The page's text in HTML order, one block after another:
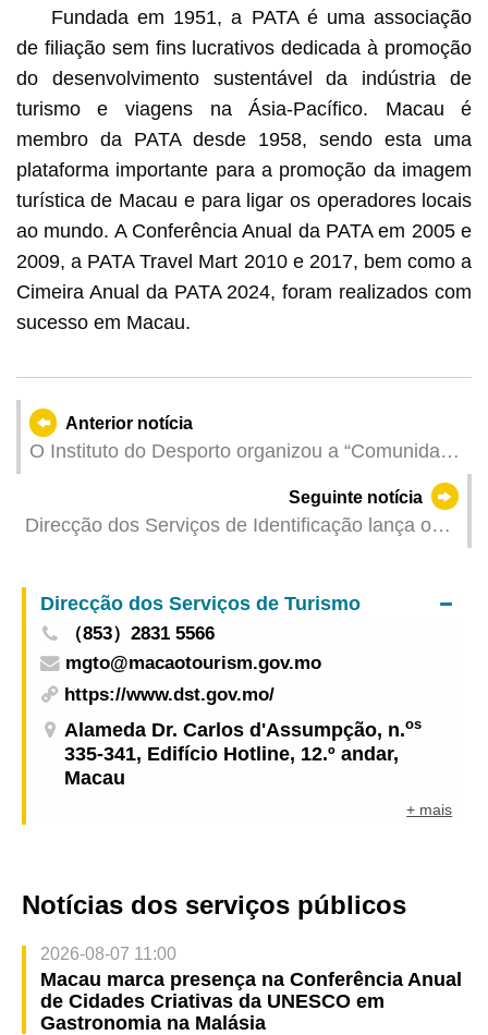
Fundada em 1951, a PATA é uma associação
de filiação sem fins lucrativos dedicada à promoção
do desenvolvimento sustentável da indústria de
turismo e viagens na Ásia-Pacífico. Macau é
membro da PATA desde 1958, sendo esta uma
plataforma importante para a promoção da imagem
turística de Macau e para ligar os operadores locais
ao mundo. A Conferência Anual da PATA em 2005 e
2009, a PATA Travel Mart 2010 e 2017, bem como a
Cimeira Anual da PATA 2024, foram realizados com
sucesso em Macau.
Anterior notícia
O Instituto do Desporto organizou a “Comunidade
promover a saúde no bairro comunitário
Seguinte notícia
Direcção dos Serviços de Identificação lança os
Direcção dos Serviços de Turismo
（853）2831 5566
mgto@macaotourism.gov.mo
https://www.dst.gov.mo/
Alameda Dr. Carlos d'Assumpção, n.os
335-341, Edifício Hotline, 12.º andar,
Macau
+ mais
Notícias dos serviços públicos
2026-08-07 11:00
Macau marca presença na Conferência Anual
de Cidades Criativas da UNESCO em
Gastronomia na Malásia